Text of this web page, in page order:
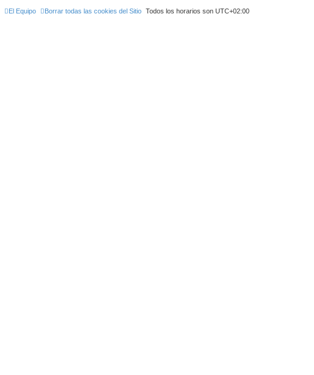
Todos los horarios son UTC+02:00
Borrar todas las cookies del Sitio
El Equipo